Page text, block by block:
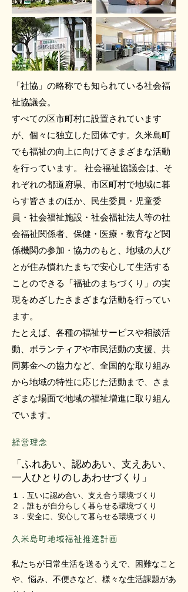
「社協」の略称でも知られている社会福
祉協議会。
すべての区市町村に設置されています
が、個々に独立した団体です。久米島町
でも福祉の向上に向けてさまざまな活動
を行っています。 社会福祉協議会は、そ
れぞれの都道府県、市区町村で地域に暮
らす皆さまのほか、民生委員・児童委
員・社会福祉施設・社会福祉法人等の社
会福祉関係者、保健・医療・教育など関
係機関の参加・協力のもと、地域の人び
とが住み慣れたまちで安心して生活する
ことのできる「福祉のまちづくり」の実
現をめざしたさまざまな活動を行ってい
ます。
たとえば、各種の福祉サービスや相談活
動、ボランティアや市民活動の支援、共
同募金への協力など、全国的な取り組み
から地域の特性に応じた活動まで、さま
ざまな場面で地域の福祉増進に取り組ん
でいます。
経営理念
「ふれあい、認めあい、支えあい、
一人ひとりのしあわせづくり」
１．互いに認め合い、支え合う環境づくり
２．誰もが自分らしく暮らせる環境づくり
３．安全に、安心して暮らせる環境づくり
久米島町地域福祉推進計画
私たちが日常生活を送るうえで、困難なこと
や、悩み、不便さなど、様々な生活課題があ